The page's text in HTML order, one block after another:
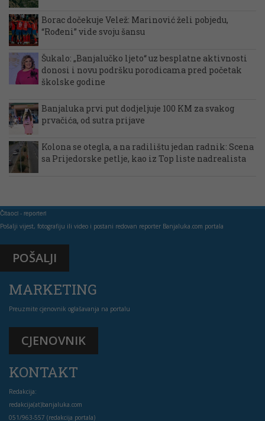
Borac dočekuje Velež: Marinović želi pobjedu,
“Rođeni” vide svoju šansu
Šukalo: „Banjalučko ljeto“ uz besplatne aktivnosti
donosi i novu podršku porodicama pred početak
školske godine
Banjaluka prvi put dodjeljuje 100 KM za svakog
prvačića, od sutra prijave
Kolona se otegla, a na radilištu jedan radnik: Scena
sa Prijedorske petlje, kao iz Top liste nadrealista
Čitaoci - reporteri
Pošalji vijest, fotografiju ili video i postani redovan reporter Banjaluka.com portala
POŠALJI
MARKETING
Preuzmite cjenovnik oglašavanja na portalu
CJENOVNIK
KONTAKT
Redakcija:
redakcija(at)banjaluka.com
051/963-557 (redakcija portala)